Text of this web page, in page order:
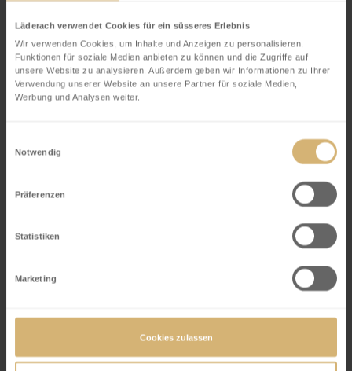
Läderach verwendet Cookies für ein süsseres Erlebnis
Wir verwenden Cookies, um Inhalte und Anzeigen zu personalisieren,
Funktionen für soziale Medien anbieten zu können und die Zugriffe auf
unsere Website zu analysieren. Außerdem geben wir Informationen zu Ihrer
Verwendung unserer Website an unsere Partner für soziale Medien,
Werbung und Analysen weiter.
Notwendig
Präferenzen
Statistiken
Marketing
Cookies zulassen
(Hohlfigur)
Degustation feiner FrischSchoggi & Mineralwasser
Besuch des Schokoladenmuseums inklusive
Genuss am Schokoladenbrunnen mit 4 leckeren
Alle Kurse finden im House of Läderach in Bilten
GL statt
Preis CHF 60 pro Person (Familien